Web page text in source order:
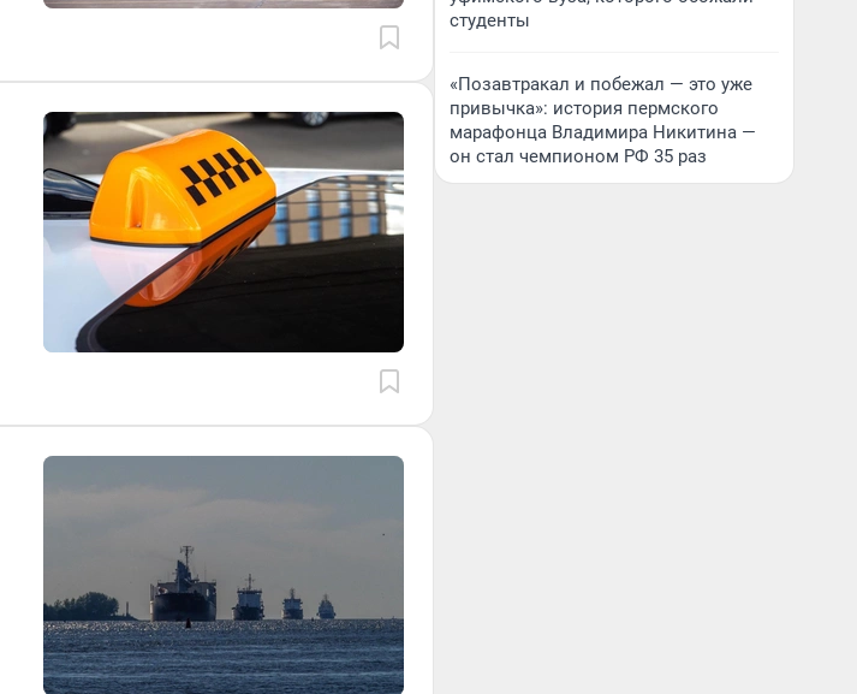
студенты
«Позавтракал и побежал — это уже
привычка»: история пермского
марафонца Владимира Никитина —
он стал чемпионом РФ 35 раз